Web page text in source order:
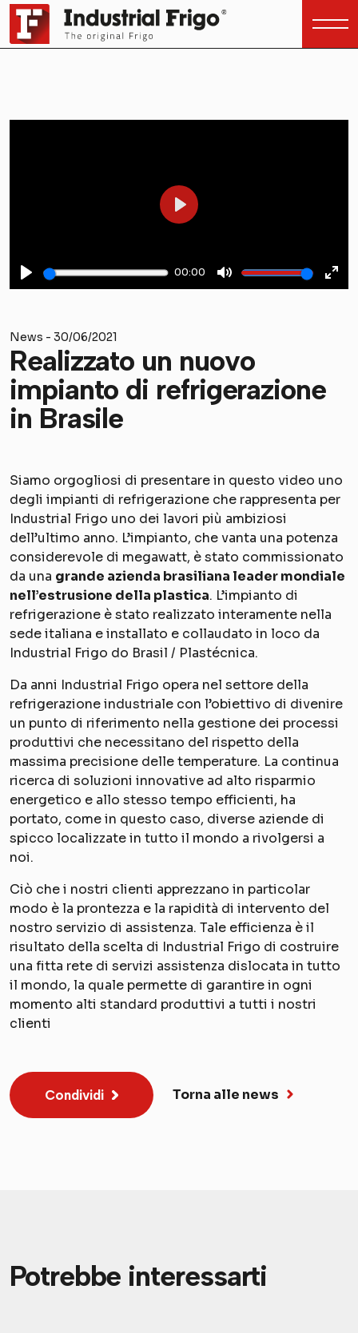
Play
00:00
Mute
Play
News - 30/06/2021
Realizzato un nuovo
impianto di refrigerazione
in Brasile
Siamo orgogliosi di presentare in questo video uno
degli impianti di refrigerazione che rappresenta per
Industrial Frigo uno dei lavori più ambiziosi
dell’ultimo anno. L’impianto, che vanta una potenza
considerevole di megawatt, è stato commissionato
da una grande azienda brasiliana leader mondiale
nell’estrusione della plastica. L’impianto di
refrigerazione è stato realizzato interamente nella
sede italiana e installato e collaudato in loco da
Industrial Frigo do Brasil / Plastécnica.
Da anni Industrial Frigo opera nel settore della
refrigerazione industriale con l’obiettivo di divenire
un punto di riferimento nella gestione dei processi
produttivi che necessitano del rispetto della
massima precisione delle temperature. La continua
ricerca di soluzioni innovative ad alto risparmio
energetico e allo stesso tempo efficienti, ha
portato, come in questo caso, diverse aziende di
spicco localizzate in tutto il mondo a rivolgersi a
noi.
Ciò che i nostri clienti apprezzano in particolar
modo è la prontezza e la rapidità di intervento del
nostro servizio di assistenza. Tale efficienza è il
risultato della scelta di Industrial Frigo di costruire
una fitta rete di servizi assistenza dislocata in tutto
il mondo, la quale permette di garantire in ogni
momento alti standard produttivi a tutti i nostri
clienti
Condividi Torna alle news
Potrebbe interessarti